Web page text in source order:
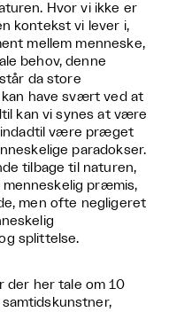
Hvor vi ikke er
kontekst vi lever i,
mellem menneske,
behov, denne
da store
have svært ved at
kan vi synes at være
indadtil være præget
paradokser.
tilbage til naturen,
præmis,
men ofte negligeret
splittelse.
der her tale om 10